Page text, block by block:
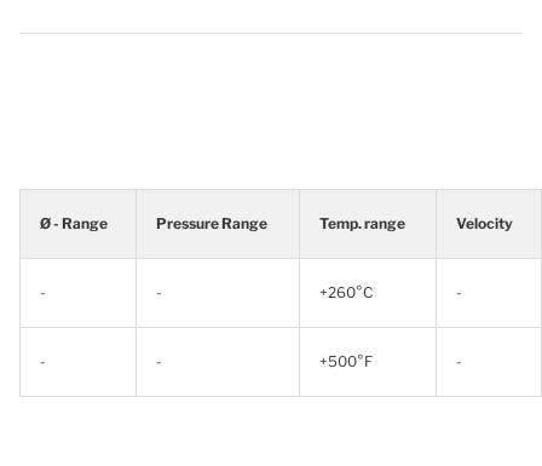
Ø - Range Pressure Range Temp. range Velocity
- - +260°C -
- - +500°F -